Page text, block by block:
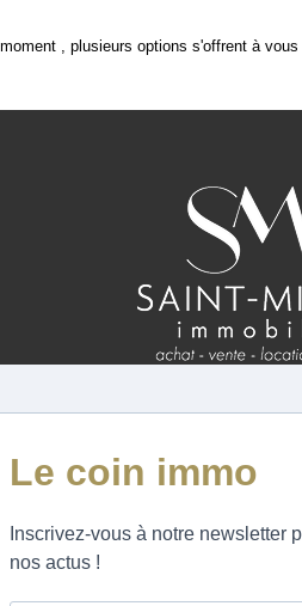
NOS AVIS
LOCATAIRES /
RÉSEAUX
, plusieurs options s'offrent à vous